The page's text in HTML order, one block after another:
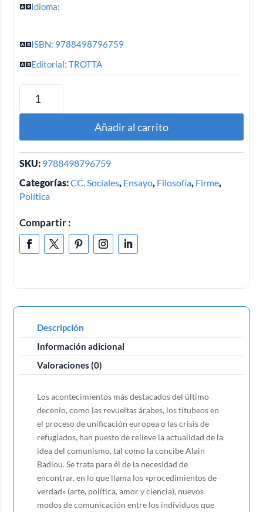
Idioma:
ISBN: 9788498796759
Editorial: TROTTA
Añadir al carrito
SKU: 9788498796759
Categorías:CC. Sociales, Ensayo, Filosofía, Firme,
Política
Compartir :
Descripción
Información adicional
Valoraciones (0)
Los acontecimientos más destacados del último
decenio, como las revueltas árabes, los titubeos en
el proceso de unificación europea o las crisis de
refugiados, han puesto de relieve la actualidad de la
idea del comunismo, tal como la concibe Alain
Badiou. Se trata para él de la necesidad de
encontrar, en lo que llama los «procedimientos de
verdad» (arte, política, amor y ciencia), nuevos
modos de comunicación entre los individuos que